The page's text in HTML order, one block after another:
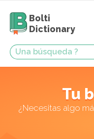
Bolti
Dictionary
Tu
¿Necesitas algo